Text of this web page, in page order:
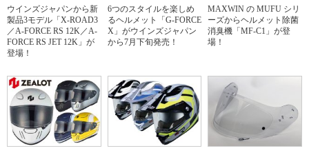
ウインズジャパンから新
製品3モデル「X-ROAD3
／A-FORCE RS 12K／A-
FORCE RS JET 12K」が
登場！
6つのスタイルを楽しめ
るヘルメット「G-FORCE
X」がウインズジャパン
から7月下旬発売！
MAXWIN の MUFU シリ
ーズからヘルメット除菌
消臭機「MF-C1」が登
場！